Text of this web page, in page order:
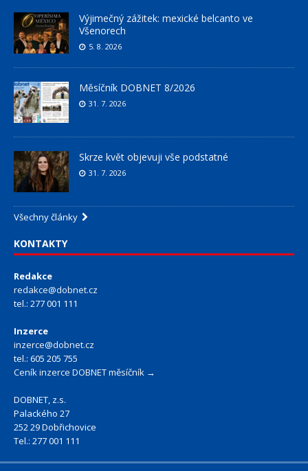
Výjimečný zážitek: mexické belcanto ve
Všenorech
5. 8. 2026
Měsíčník DOBNET 8/2026
31. 7. 2026
Skrze květ objevuji vše podstatné
31. 7. 2026
Všechny články
KONTAKTY
Redakce
redakce@dobnet.cz
tel.: 277 001 111
Inzerce
inzerce@dobnet.cz
tel.: 605 205 755
Ceník inzerce DOBNET měsíčník →
DOBNET, z.s.
Palackého 27
252 29 Dobřichovice
Tel.: 277 001 111